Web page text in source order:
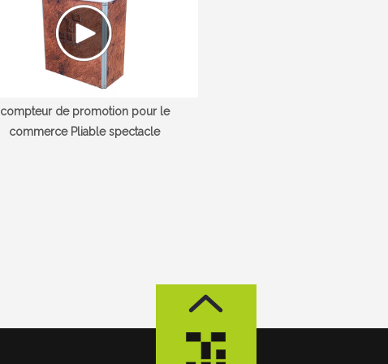
compteur de promotion pour le
commerce Pliable spectacle